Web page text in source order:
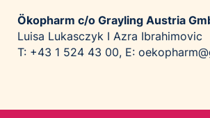
Ökopharm c/o Grayling Austria
Luisa Lukasczyk I Azra Ibrahimovic
T: +43 1 524 43 00, E: